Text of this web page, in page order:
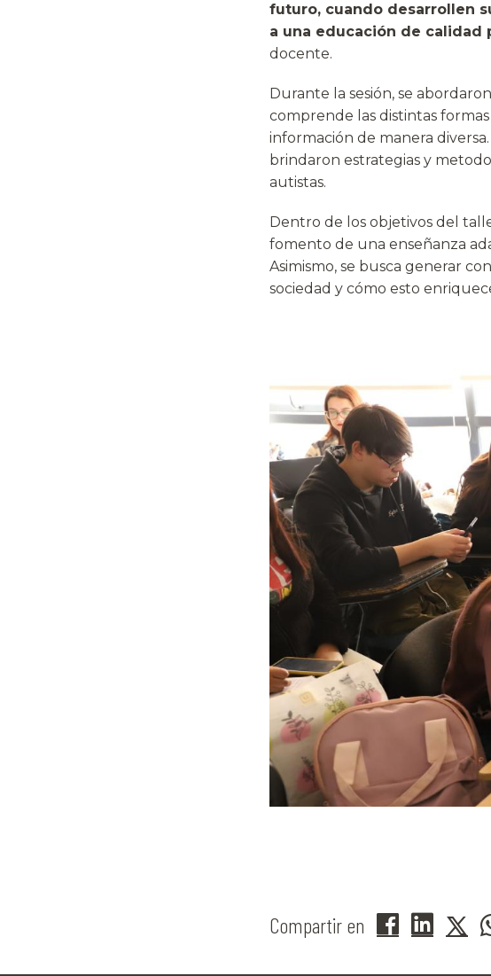
futuro, cuando desarrollen
a una educación de calidad
docente.
Durante la sesión, se
comprende las distintas
información de manera
brindaron estrategias y
autistas.
Dentro de los objetivos del
fomento de una enseñanza
Asimismo, se busca generar
sociedad y cómo esto
Compartir en